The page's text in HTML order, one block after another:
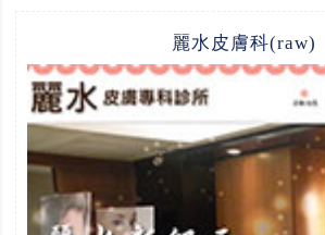
麗水皮膚科(raw)